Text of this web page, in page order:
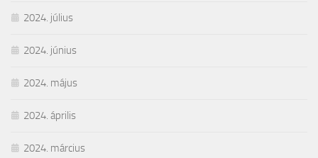
2024. július
2024. június
2024. május
2024. április
2024. március